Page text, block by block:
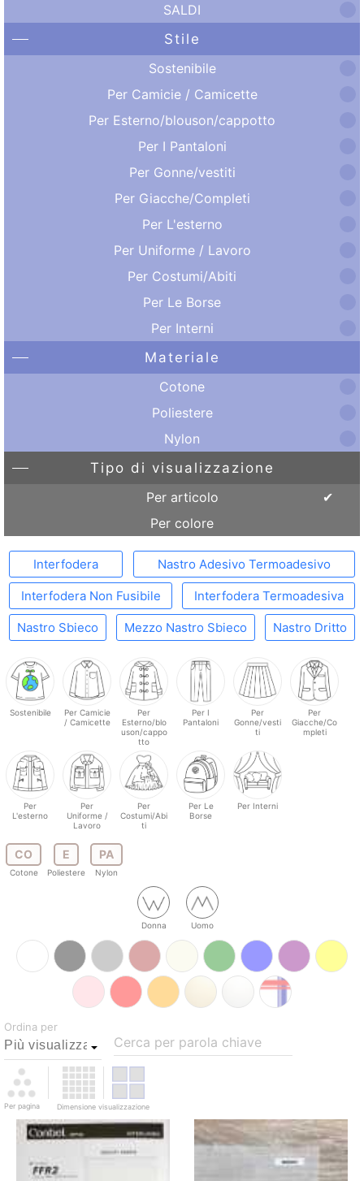
SALDI
Stile
Sostenibile
Per Camicie / Camicette
Per Esterno/blouson/cappotto
Per I Pantaloni
Per Gonne/vestiti
Per Giacche/Completi
Per L'esterno
Per Uniforme / Lavoro
Per Costumi/Abiti
Per Le Borse
Per Interni
Materiale
Cotone
Poliestere
Nylon
Tipo di visualizzazione
Per articolo
Per colore
Interfodera Nastro Adesivo Termoadesivo
Interfodera Non Fusibile Interfodera Termoadesiva
Nastro Sbieco Mezzo Nastro Sbieco Nastro Dritto
Sostenibile
Per Camicie
/ Camicette
Per
Esterno/blo
uson/cappo
tto
Per I
Pantaloni
Per
Gonne/vesti
ti
Per
Giacche/Co
mpleti
Per
L'esterno
Per
Uniforme /
Lavoro
Per
Costumi/Abi
ti
Per Le
Borse
Per Interni
CO
Cotone
E
Poliestere
PA
Nylon
Donna Uomo
Ordina per
Cerca per parola chiave
Per pagina Dimensione visualizzazione